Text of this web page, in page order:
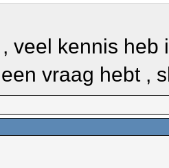
veel kennis heb
vraag hebt ,